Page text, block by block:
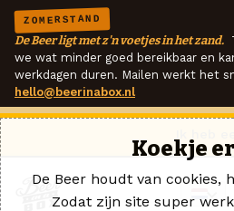
ZOMERSTAND
De Beer ligt met z'n voetjes in het zand.
we wat minder goed bereikbaar en
werkdagen duren. Mailen werkt het
hello@beerinabox.nl
Koekje
De Beer houdt van cookies,
Zodat zijn site super